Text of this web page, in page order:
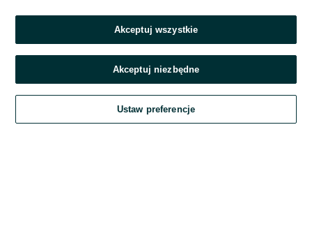
Zaloguj się
Kontynuując za pośrednictwem jednego z dostawców wskazanych powyżej,
OLX.pl w jego aktualnym brzmieniu.
Akceptuj wszystkie
Akceptuj niezbędne
Ustaw preferencje